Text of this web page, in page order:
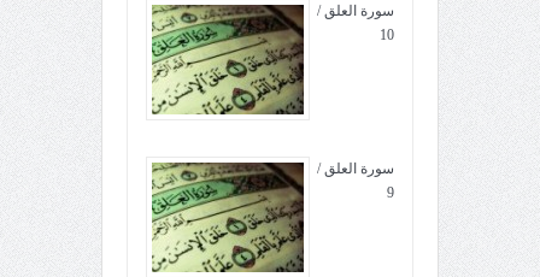
سورة العلق /
10
سورة العلق /
9